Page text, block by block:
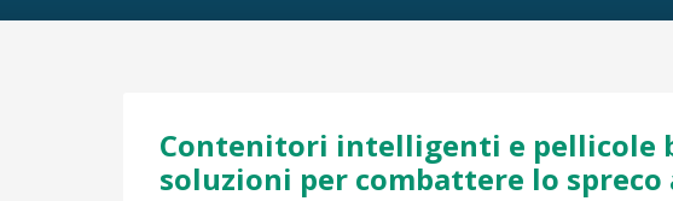
Contenitori intelligenti e pellicole
soluzioni per combattere lo